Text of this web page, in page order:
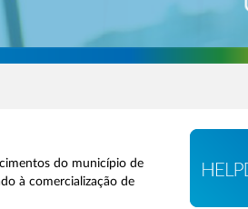
do município de
à comercialização de